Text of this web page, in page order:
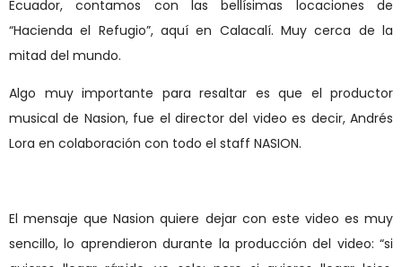
Ecuador, contamos con las bellísimas locaciones de
“Hacienda el Refugio”, aquí en Calacalí. Muy cerca de la
mitad del mundo.
Algo muy importante para resaltar es que el productor
musical de Nasion, fue el director del video es decir, Andrés
Lora en colaboración con todo el staff NASION.
El mensaje que Nasion quiere dejar con este video es muy
sencillo, lo aprendieron durante la producción del video: “si